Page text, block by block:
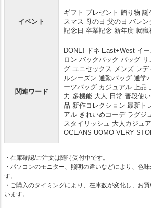
イベント
ギフト プレゼント 贈り物 誕
スマス 母の日 父の日 バレン
記念日 卒業記念 新年度 就
関連ワード
DONE! ドネ East+West イ
ロン バックパック バッグ
グ ユニセックス メンズ レ
ルシーズン 通勤バッグ 通学
ーツバッグ カジュアル 上品
力 多機能 大人 日常 普段使
品 新作コレクション 最新ト
アル きれいめコーデ ラグジ
スタイリッシュ 大人カジュ
OCEANS UOMO VERY
・在庫確認/ご注文は随時受付中です。
・パソコンのモニター、照明の違いなどにより、色
す。
・ご購入のタイミングにより、在庫数が変化し、お
います。